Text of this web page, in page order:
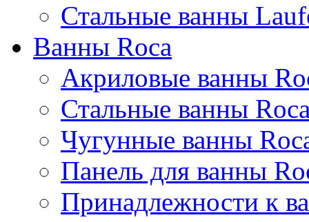
Стальные ванны
Ванны Roca
Акриловые ванны
Стальные ванны
Чугунные ванны
Панель для ванны
Принадлежности к